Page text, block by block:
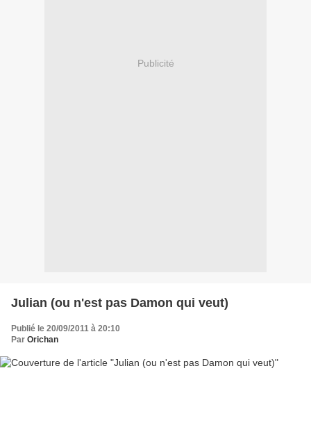
Publicité
Julian (ou n'est pas Damon qui veut)
Publié le 20/09/2011 à 20:10
Par Orichan